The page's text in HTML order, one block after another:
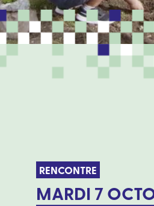
RENCONTRE
MARDI 7